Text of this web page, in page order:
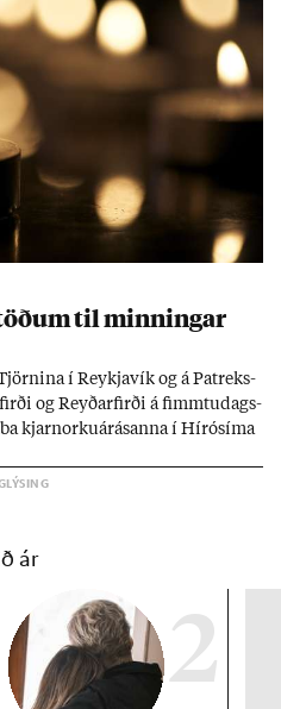
til minn­ing­ar
í Reykja­vík og á Pat­reks­
og Reyð­ar­firði á fimmtu­dags­
kjarn­orku­árás­anna í Hírósíma
ár
2